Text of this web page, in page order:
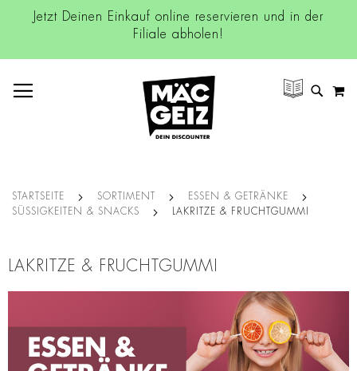
Jetzt Deinen Einkauf online reservieren und in der
Filiale abholen!
SUCHE
STARTSEITE SORTIMENT
ESSEN & GETRÄNKE
SÜSSIGKEITEN & SNACKS
LAKRITZE & FRUCHTGUMMI
LAKRITZE & FRUCHTGUMMI